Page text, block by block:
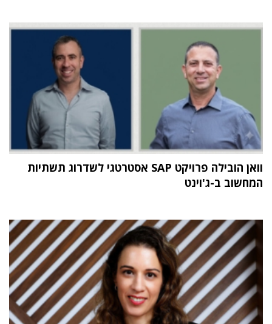
וואן הובילה פרויקט SAP אסטרטגי לשדרוג תשתיות
המחשוב ב-ג'וינט